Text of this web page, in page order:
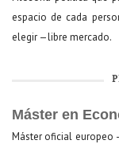
espacio de cada
elegir —libre mercado.
Máster en
Máster oficial europeo